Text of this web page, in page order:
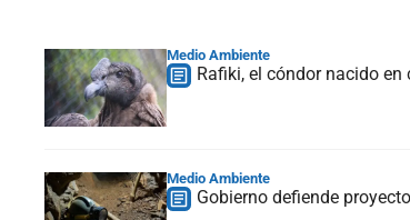
Medio Ambiente
Rafiki, el cóndor nacido
Medio Ambiente
Gobierno defiende